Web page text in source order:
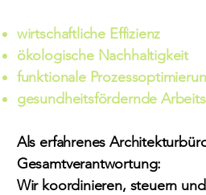
wirtschaftliche Effizienz
ökologische Nachhaltigkeit
funktionale
gesundheitsfördernde
Als erfahrenes
Gesamtverantwortung:
Wir koordinieren, steuern